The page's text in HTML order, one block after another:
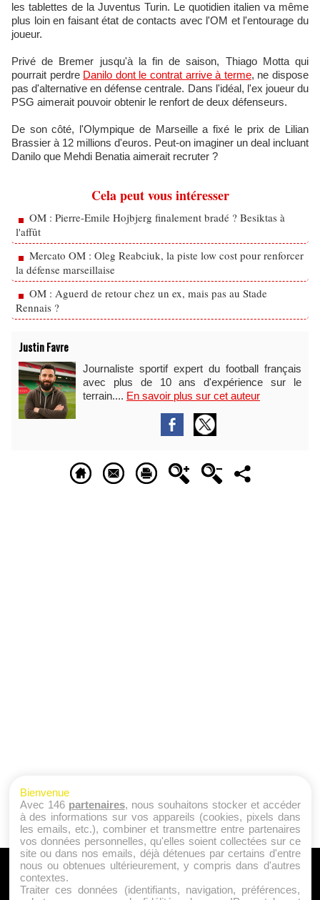
les tablettes de la Juventus Turin. Le quotidien italien va même
plus loin en faisant état de contacts avec l'OM et l'entourage du
joueur.
Privé de Bremer jusqu'à la fin de saison, Thiago Motta qui
pourrait perdre Danilo dont le contrat arrive à terme, ne dispose
pas d'alternative en défense centrale. Dans l'idéal, l'ex joueur du
PSG aimerait pouvoir obtenir le renfort de deux défenseurs.
De son côté, l'Olympique de Marseille a fixé le prix de Lilian
Brassier à 12 millions d'euros. Peut-on imaginer un deal incluant
Danilo que Mehdi Benatia aimerait recruter ?
Cela peut vous intéresser
OM : Pierre-Emile Hojbjerg finalement bradé ? Besiktas à
l'affût
Mercato OM : Oleg Reabciuk, la piste low cost pour renforcer
la défense marseillaise
OM : Aguerd de retour chez un ex, mais pas au Stade
Rennais ?
Justin Favre
Journaliste sportif expert du football français
avec plus de 10 ans d'expérience sur le
terrain.... En savoir plus sur cet auteur
A PROPOS
Qui sommes nous ?
Bienvenue
Avec 146 partenaires, nous souhaitons stocker et accéder
à des informations sur vos appareils (cookies, pixels dans
les emails, etc.), combiner et transmettre entre partenaires
vos données personnelles, qu'elles soient collectées sur ce
site ou dans nos emails, déjà détenues par certains d'entre
nous ou obtenues ultérieurement, y compris dans d'autres
contextes.
Traiter ces données (identifiants, navigation, préférences,